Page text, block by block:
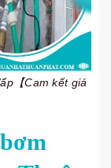
【Cam kết giá